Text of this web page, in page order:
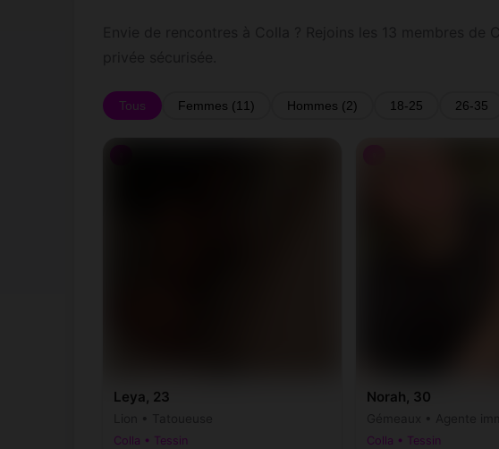
Tous Femmes (11) Hommes (2) 18-25 26-35
Leya, 23
Colla • Tessin
Norah, 30
Colla • Tessin